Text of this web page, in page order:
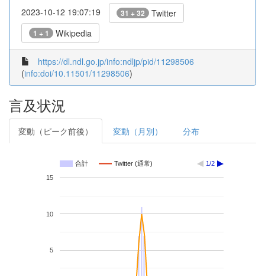
2023-10-12 19:07:19 31 + 32 Twitter
1 + 1 Wikipedia
https://dl.ndl.go.jp/info:ndljp/pid/11298506
(info:doi/10.11501/11298506)
言及状況
変動（ピーク前後） 変動（月別） 分布
合計 Twitter (通常) 1/2
5
10
15